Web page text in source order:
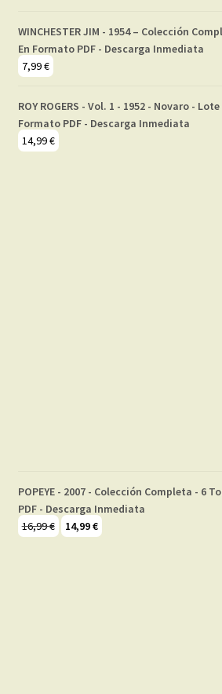
WINCHESTER JIM - 1954 – Colección
En Formato PDF - Descarga Inmediata
7,99€
ROY ROGERS - Vol. 1 - 1952 - Novaro -
Formato PDF - Descarga Inmediata
14,99€
POPEYE - 2007 - Colección Completa - 6
PDF - Descarga Inmediata
16,99€
El14,99€